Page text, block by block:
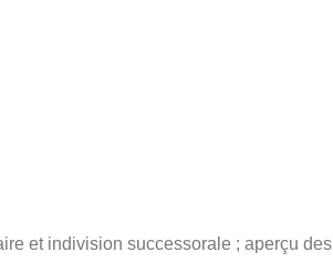
et indivision successorale ; aperçu des